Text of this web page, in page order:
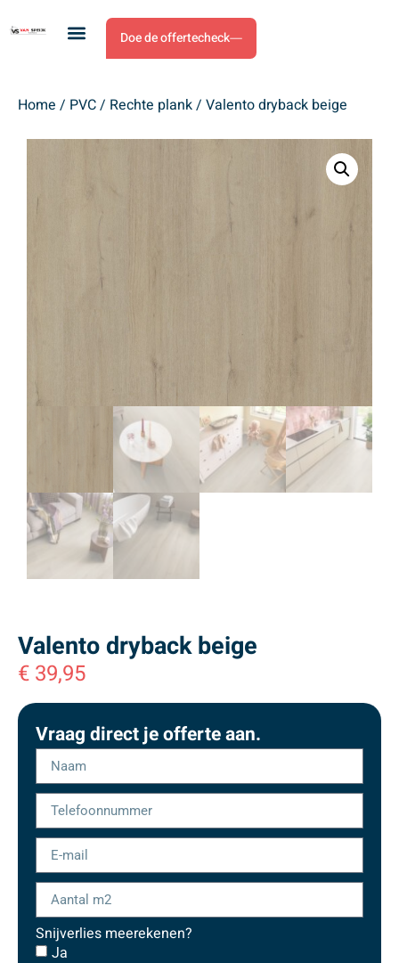
Doe de offertecheck
Home / PVC/ Rechte plank/ Valento dryback beige
Valento dryback beige
€ 39,95
Vraag direct je offerte aan.
Snijverlies meerekenen?
Ja